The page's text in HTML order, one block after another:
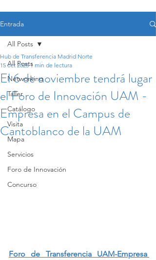
Entrada
All Posts
Networking
Taller
Catálogo
Visita
Mapa
Servicios
Foro de Innovación
Concurso
All Posts
El 6 de noviembre tendrá lugar
el Foro de Innovación UAM -
Empresa en el Campus de
Cantoblanco de la UAM
Hub de Transferencia Madrid Norte
15 oct 2025 1 min de lectura
Foro de Transferencia UAM-Empresa